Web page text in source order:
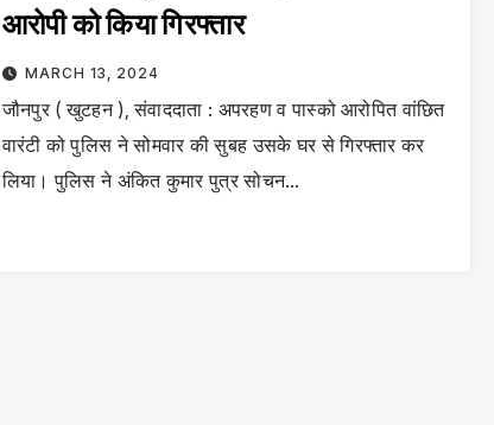
आरोपी को किया गिरफ्तार
MARCH 13, 2024
जौनपुर ( खुटहन ), संवाददाता : अपरहण व पास्को आरोपित वांछित
वारंटी को पुलिस ने सोमवार की सुबह उसके घर से गिरफ्तार कर
लिया। पुलिस ने अंकित कुमार पुत्र सोचन…